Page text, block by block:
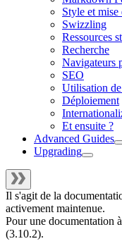
Style et mise
Swizzling
Ressources
Recherche
Navigateurs
SEO
Utilisation
Déploiement
Et ensuite ?
Advanced Guides
Upgrading
Il s'agit de la
activement maintenue.
Pour une documentation
(3.10.2).